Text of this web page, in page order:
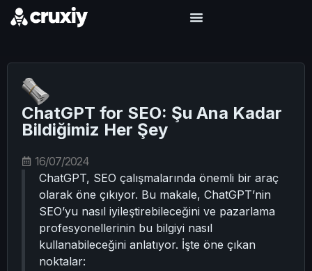
ChatGPT for SEO: Şu Ana Kadar
Bildiğimiz Her Şey
16/07/2024
ChatGPT, SEO çalışmalarında önemli bir araç
olarak öne çıkıyor. Bu makale, ChatGPT’nin
SEO’yu nasıl iyileştirebileceğini ve pazarlama
profesyonellerinin bu bilgiyi nasıl
kullanabileceğini anlatıyor. İşte öne çıkan
noktalar: